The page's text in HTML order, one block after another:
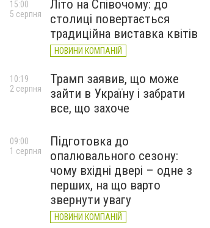
Літо на Співочому: до
столиці повертається
традиційна виставка квітів
НОВИНИ КОМПАНІЙ
15:00
5 серпня
Трамп заявив, що може
зайти в Україну і забрати
все, що захоче
10:19
2 серпня
Підготовка до
опалювального сезону:
чому вхідні двері – одне з
перших, на що варто
звернути увагу
НОВИНИ КОМПАНІЙ
09:00
1 серпня